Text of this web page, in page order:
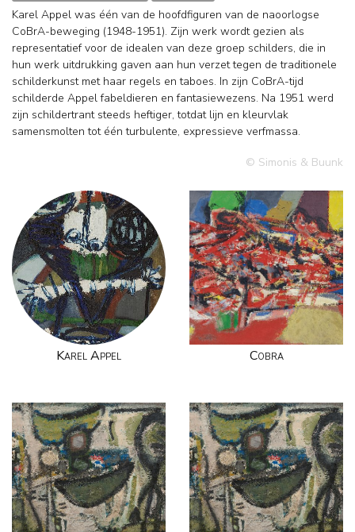
Karel Appel was één van de hoofdfiguren van de naoorlogse
CoBrA-beweging (1948-1951). Zijn werk wordt gezien als
representatief voor de idealen van deze groep schilders, die in
hun werk uitdrukking gaven aan hun verzet tegen de traditionele
schilderkunst met haar regels en taboes. In zijn CoBrA-tijd
schilderde Appel fabeldieren en fantasiewezens. Na 1951 werd
zijn schildertrant steeds heftiger, totdat lijn en kleurvlak
samensmolten tot één turbulente, expressieve verfmassa.
© Simonis & Buunk
Karel Appel Cobra